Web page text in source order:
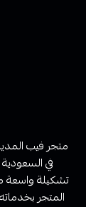
متجر فيب
في
تشكيلة واسعة
المتجر